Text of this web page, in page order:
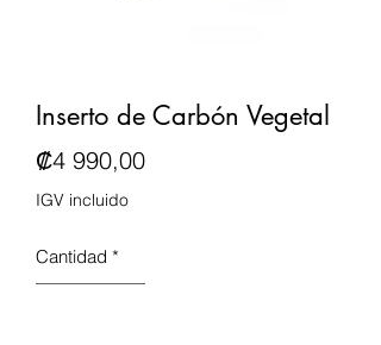
Inserto de Carbón Vegetal
₡4 990,00Precio
IGV incluido
Cantidad *